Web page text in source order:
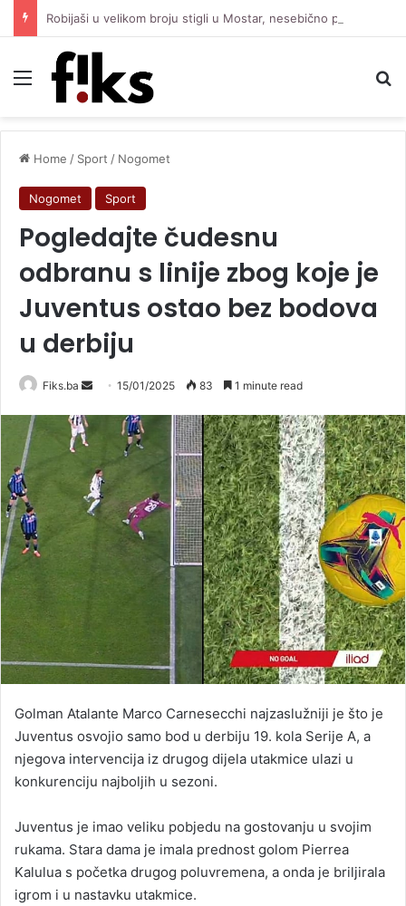
Menu
Home / Sport / Nogomet
Nogomet Sport
Pogledajte čudesnu
odbranu s linije zbog koje je
Juventus ostao bez bodova
u derbiju
Fiks.ba
Send15/01/2025 83 1 minute read
Golman Atalante Marco Carnesecchi najzaslužniji je što je
Juventus osvojio samo bod u derbiju 19. kola Serije A, a
njegova intervencija iz drugog dijela utakmice ulazi u
konkurenciju najboljih u sezoni.
Juventus je imao veliku pobjedu na gostovanju u svojim
rukama. Stara dama je imala prednost golom Pierrea
Kalulua s početka drugog poluvremena, a onda je briljirala
igrom i u nastavku utakmice.